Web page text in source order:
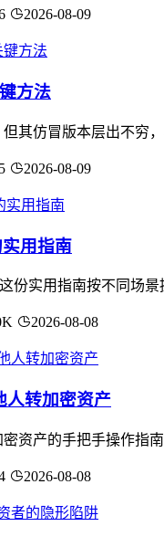
2026-08-09
方法
其仿冒版本层出不穷
2026-08-09
用指南
份实用指南按不同场
2026-08-08
人转加密资产
资产的手把手操作指
2026-08-08